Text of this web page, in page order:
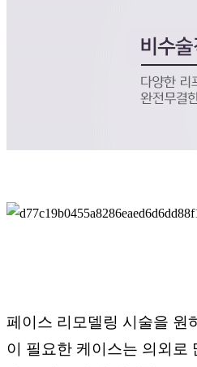
페이스 리모델링 시술을 원
이 필요한 케이스는 의외로